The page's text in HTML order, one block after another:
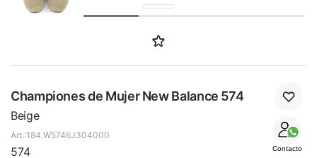
Championes de Mujer New Balance 574
Beige
Contacto
184.W5746J304000
574